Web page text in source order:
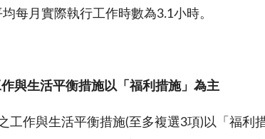
每月實際執行工作時數為3.1小時。
與生活平衡措施以「福利措施」為主
工作與生活平衡措施(至多複選3項)以「福利